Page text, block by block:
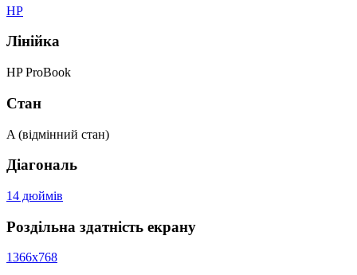
HP
Лінійка
HP ProBook
Стан
A (відмінний стан)
Діагональ
14 дюймів
Роздільна здатність екрану
1366x768